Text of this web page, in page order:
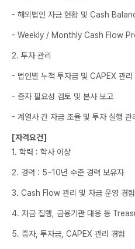
- 해외법인 자금 현황 및 Cash
- Weekly / Monthly Cash Flow
2. 투자 관리
- 법인별 누적 투자금 및 CAPEX 관리
- 증자 필요성 검토 및 본사 보고
- 계열사 간 자금 조율 및 투자 실행 관
[자격요건]
1. 학력 : 학사 이상
2. 경력 : 5~10년 수준 경력 보유자
3. Cash Flow 관리 및 자금 운영 경
4. 자금 집행, 금융기관 대응 등
5. 증자, 투자금, CAPEX 관리 경험